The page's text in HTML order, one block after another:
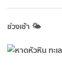
ช่วงเช้า 🌤